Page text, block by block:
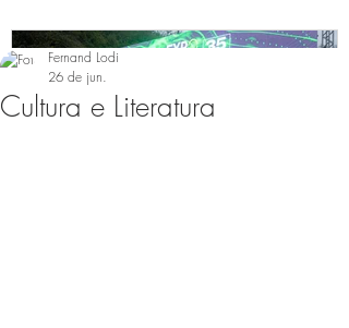
Cultura e Literatura
Fernand Lodi
26 de jun.